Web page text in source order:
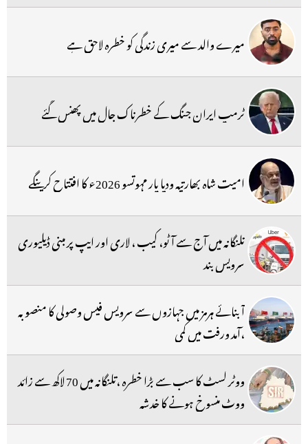
میرے والد سے میری زندگی کو خطرہ لاحق ہے
ٹرمپ ایران جنگ کے خطرناک جال میں پھنس گئے
امیت شاہ بھارتیہ ودیا پار مہوتسو 2026ء کا افتتاح کرینگے
تلنگانہ میں آج سے آٹو، کیب ، لاری اور ایپ پر مبنی ڈیلیوری
سرویس بند
آبنائے ہرمز میں جہازوں سے سرویس فیس وصولی کا منصوبہ
،آمد ورفت میں کمی
ووٹر لسٹ کا سب سے بڑا خطرہ ،تلنگانہ میں 70 لاکھ سے زائد
ووٹ منسوخ ہونے کا خدشہ